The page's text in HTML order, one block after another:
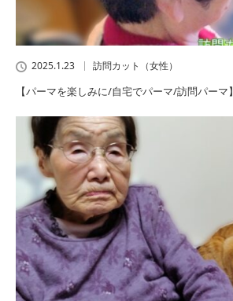
2025.1.23 訪問カット（女性）
【パーマを楽しみに/自宅でパーマ/訪問パーマ】